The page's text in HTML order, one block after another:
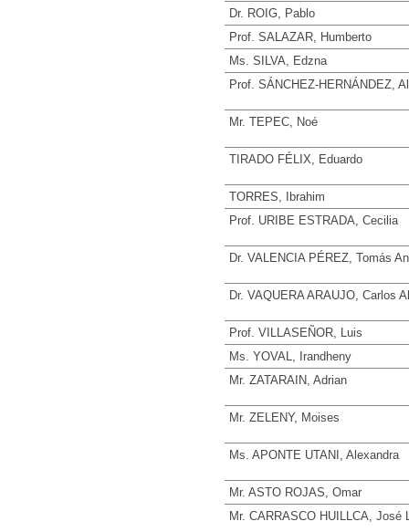
Dr. ROIG, Pablo
Prof. SALAZAR, Humberto
Ms. SILVA, Edzna
Prof. SÁNCHEZ-HERNÁNDEZ,
Mr. TEPEC, Noé
TIRADO FÉLIX, Eduardo
TORRES, Ibrahim
Prof. URIBE ESTRADA, Cecilia
Dr. VALENCIA PÉREZ, Tomás
Dr. VAQUERA ARAUJO, Carlos
Prof. VILLASEÑOR, Luis
Ms. YOVAL, Irandheny
Mr. ZATARAIN, Adrian
Mr. ZELENY, Moises
Ms. APONTE UTANI, Alexandra
Mr. ASTO ROJAS, Omar
Mr. CARRASCO HUILLCA, José